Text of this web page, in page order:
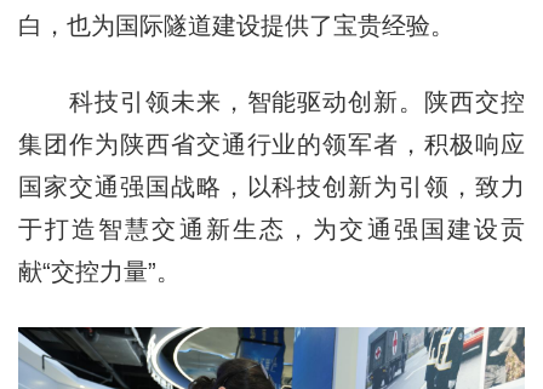
白，也为国际隧道建设提供了宝贵经验。
科技引领未来，智能驱动创新。陕西交控
集团作为陕西省交通行业的领军者，积极响应
国家交通强国战略，以科技创新为引领，致力
于打造智慧交通新生态，为交通强国建设贡
献“交控力量”。